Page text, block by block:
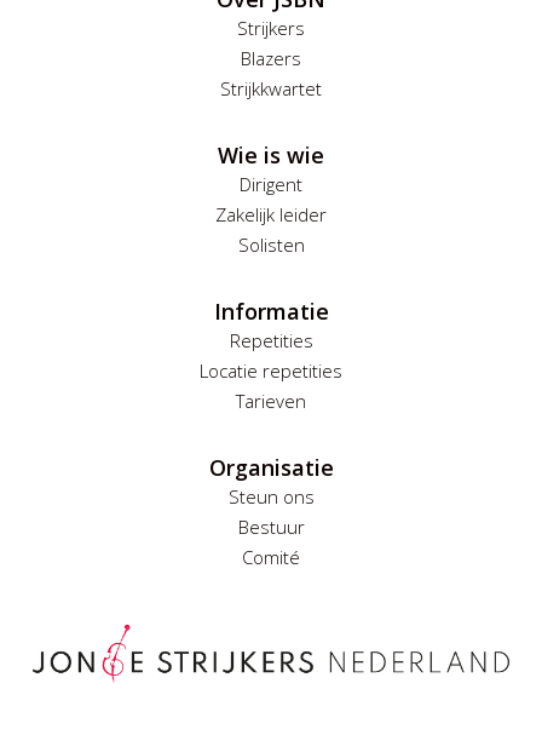
Strijkers
Blazers
Strijkkwartet
Wie is wie
Dirigent
Zakelijk leider
Solisten
Informatie
Repetities
Locatie repetities
Tarieven
Organisatie
Steun ons
Bestuur
Comité